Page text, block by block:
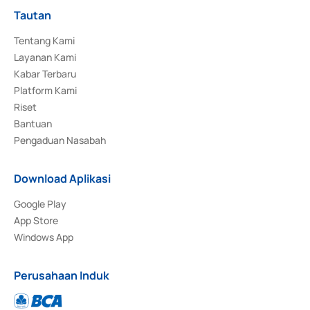
Tautan
Tentang Kami
Layanan Kami
Kabar Terbaru
Platform Kami
Riset
Bantuan
Pengaduan Nasabah
Download Aplikasi
Google Play
App Store
Windows App
Perusahaan Induk